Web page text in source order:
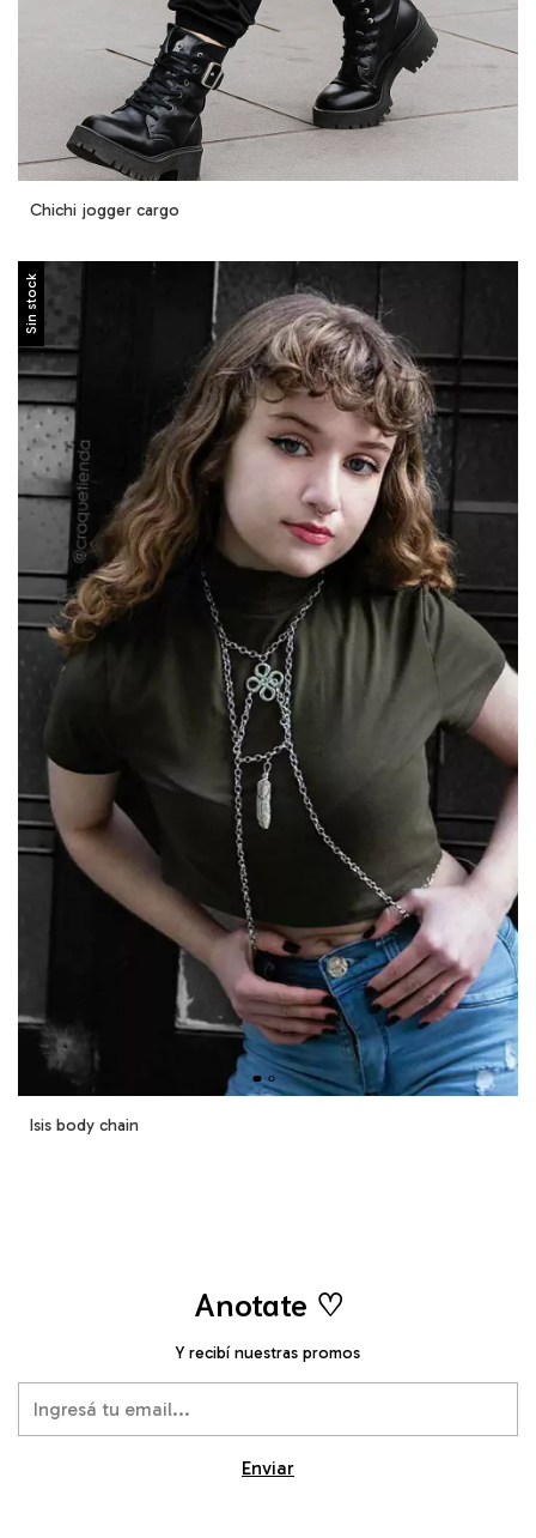
Chichi jogger cargo
Sin stock
Isis body chain
Anotate ♡
Y recibí nuestras promos